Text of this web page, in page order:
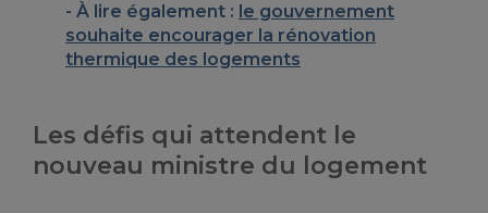
À lire également : le gouvernement
souhaite encourager la rénovation
thermique des logements
Les défis qui attendent le
nouveau ministre du logement